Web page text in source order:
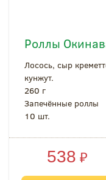
Роллы
Лосось, сыр
кунжут.
260 г
Запечённые роллы
10 шт.
538 ₽